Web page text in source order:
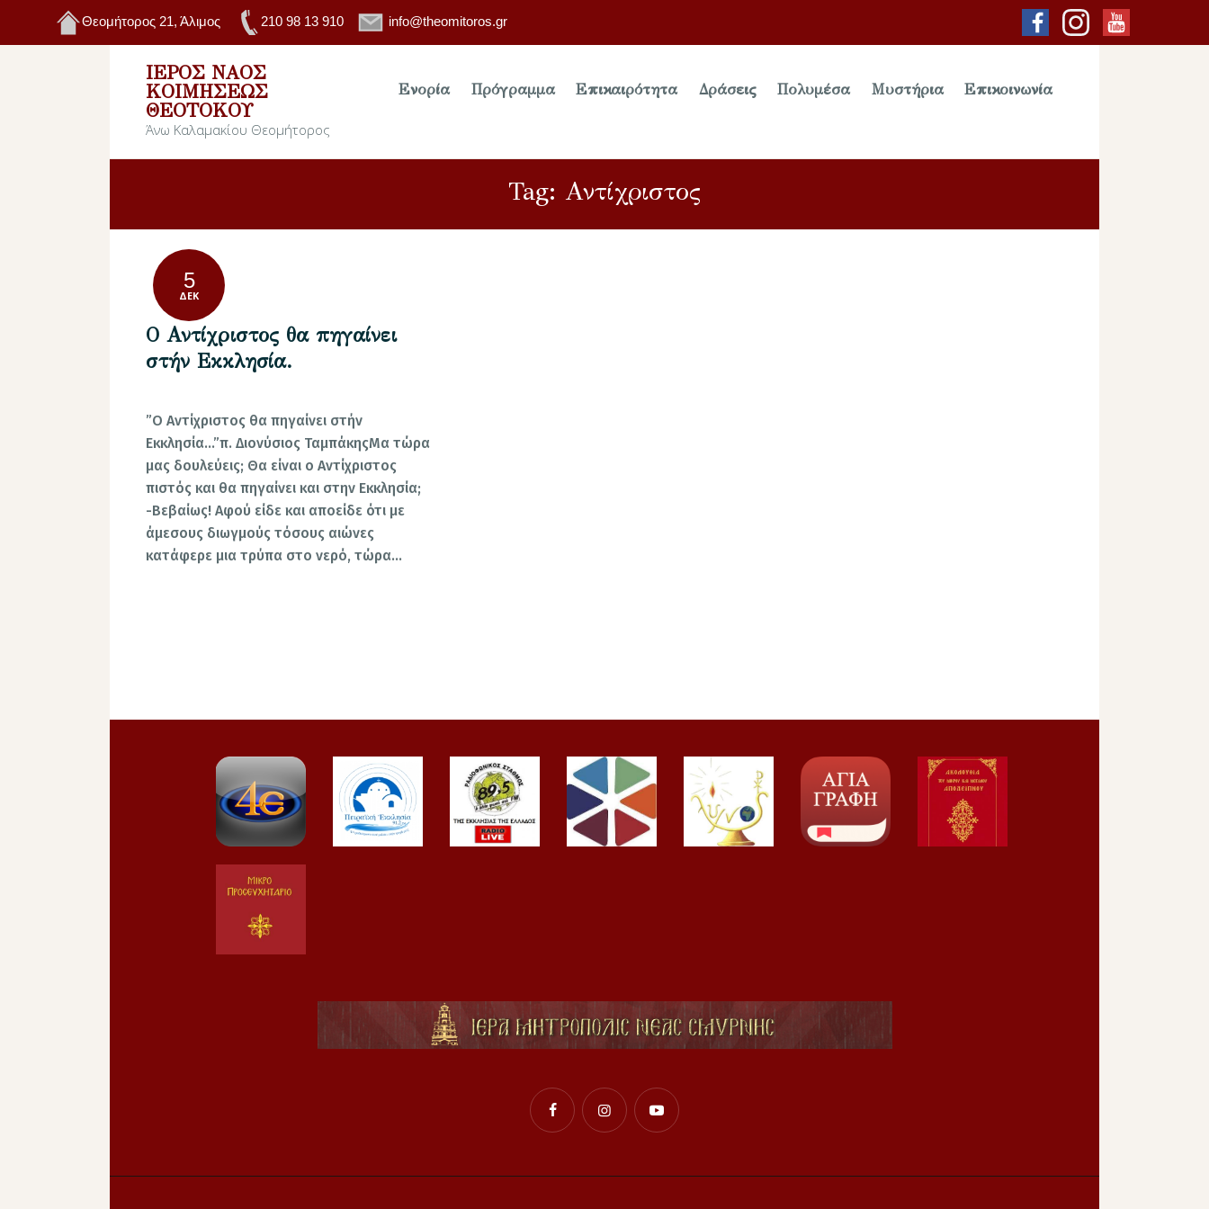
Θεομήτορος 21, Άλιμος 210 98 13 910 info@theomitoros.gr
ΙΕΡΌΣ ΝΑΌΣ
ΚΟΙΜΉΣΕΩΣ
ΘΕΟΤΌΚΟΥ
Άνω Καλαμακίου Θεομήτορος
Ενορία Πρόγραμμα Επικαιρότητα Δράσεις Πολυμέσα Μυστήρια Επικοινωνία
Tag: Αντίχριστος
5
ΔΕΚ
O Αντίχριστος θα πηγαίνει
στήν Εκκλησία.
”O Αντίχριστος θα πηγαίνει στήν
Εκκλησία…”π. Διονύσιος ΤαμπάκηςΜα τώρα
μας δουλεύεις; Θα είναι ο Αντίχριστος
πιστός και θα πηγαίνει και στην Εκκλησία;
-Βεβαίως! Αφού είδε και αποείδε ότι με
άμεσους διωγμούς τόσους αιώνες
κατάφερε μια τρύπα στο νερό, τώρα…